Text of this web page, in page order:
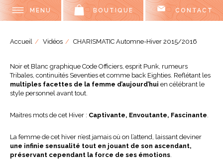
MENU BOUTIQUE CONTACT
Accueil Vidéos CHARISMATIC Automne-Hiver 2015/2016
Noir et Blanc graphique Code Officiers, esprit Punk, rumeurs
Tribales, continuités Seventies et comme back Eighties. Reflétant les
multiples facettes de la femme d’aujourd’hui en célébrant le
style personnel avant tout.
Maitres mots de cet Hiver : Captivante, Envoutante, Fascinante.
La femme de cet hiver n’est jamais où on l’attend, laissant deviner
une infinie sensualité tout en jouant de son ascendant,
préservant cependant la force de ses émotions.